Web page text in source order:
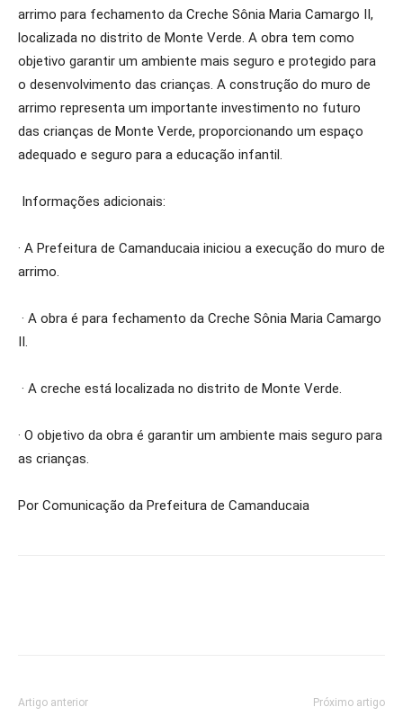
arrimo para fechamento da Creche Sônia Maria Camargo II,
localizada no distrito de Monte Verde. A obra tem como
objetivo garantir um ambiente mais seguro e protegido para
o desenvolvimento das crianças. A construção do muro de
arrimo representa um importante investimento no futuro
das crianças de Monte Verde, proporcionando um espaço
adequado e seguro para a educação infantil.
Informações adicionais:
· A Prefeitura de Camanducaia iniciou a execução do muro de
arrimo.
· A obra é para fechamento da Creche Sônia Maria Camargo
II.
· A creche está localizada no distrito de Monte Verde.
· O objetivo da obra é garantir um ambiente mais seguro para
as crianças.
Por Comunicação da Prefeitura de Camanducaia
Artigo anterior Próximo artigo